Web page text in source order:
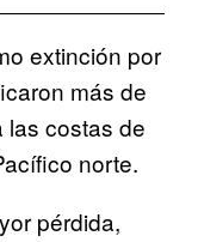
extinción por
más de
las costas de
norte.
pérdida,